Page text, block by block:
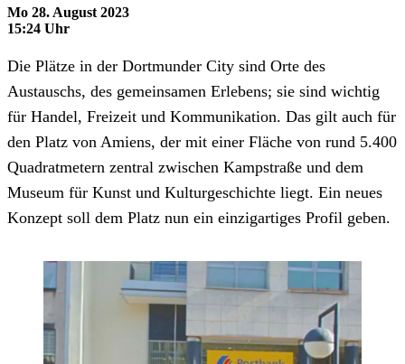
Mo 28. August 2023
15:24 Uhr
Die Plätze in der Dortmunder City sind Orte des
Austauschs, des gemeinsamen Erlebens; sie sind wichtig
für Handel, Freizeit und Kommunikation. Das gilt auch für
den Platz von Amiens, der mit einer Fläche von rund 5.400
Quadratmetern zentral zwischen Kampstraße und dem
Museum für Kunst und Kulturgeschichte liegt. Ein neues
Konzept soll dem Platz nun ein einzigartiges Profil geben.